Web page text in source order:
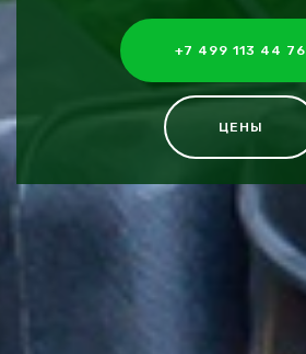
+7 499 113 44 76
ЦЕНЫ